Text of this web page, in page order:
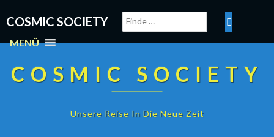
COSMIC SOCIETY
MENÜ
COSMIC SOCIETY
Unsere Reise In Die Neue Zeit